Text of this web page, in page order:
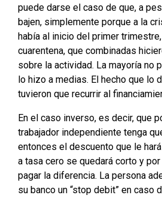
puede darse el caso de que, a
bajen, simplemente porque a la
había al inicio del primer
cuarentena, que combinadas
sobre la actividad. La mayoría no
lo hizo a medias. El hecho que lo
tuvieron que recurrir al
En el caso inverso, es decir, que
trabajador independiente tenga
entonces el descuento que le
a tasa cero se quedará corto y
pagar la diferencia. La persona
su banco un “stop debit” en caso